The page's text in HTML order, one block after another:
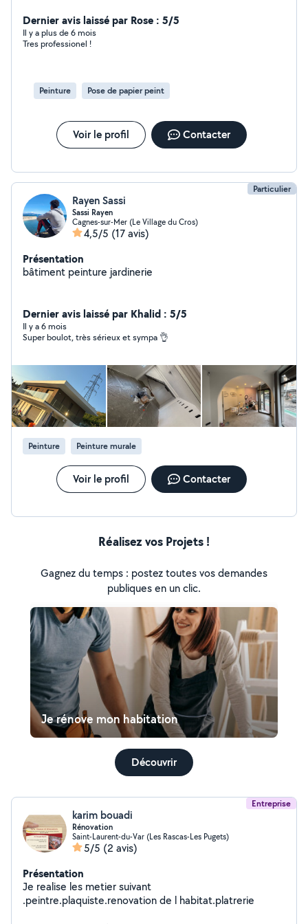
Dernier avis laissé par Rose : 5/5
Il y a plus de 6 mois
Tres professionel !
Peinture Pose de papier peint
Voir le profil Contacter
Particulier
Rayen Sassi
Sassi Rayen
Cagnes-sur-Mer (Le Village du Cros)
4,5/5 (17 avis)
Présentation
bâtiment peinture jardinerie
Dernier avis laissé par Khalid : 5/5
Il y a 6 mois
Super boulot, très sérieux et sympa 👌
Peinture Peinture murale
Voir le profil Contacter
Réalisez vos Projets !
Gagnez du temps : postez toutes vos demandes
publiques en un clic.
Je rénove mon habitation
Découvrir
Entreprise
karim bouadi
Rénovation
Saint-Laurent-du-Var (Les Rascas-Les Pugets)
5/5 (2 avis)
Présentation
Je realise les metier suivant
.peintre.plaquiste.renovation de l habitat.platrerie